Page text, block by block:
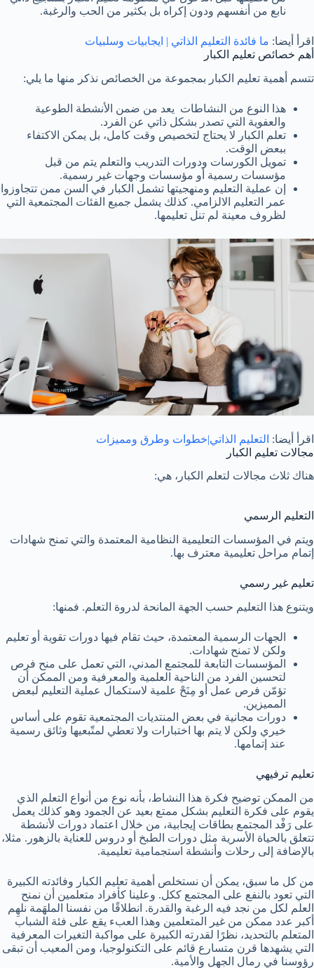
نابع من أنفسهم ودون إكراه بل بكثير من الحب والرغبة.
اقرأ أيضا: ما فائدة التعليم الذاتي | ايجابيات وسلبيات
أهم خصائص تعليم الكبار
تتسم أهمية تعليم الكبار بمجموعة من الخصائص نذكر منها ما يلي:
هذا النوع من النشاطات يعد من ضمن الأنشطة الطوعية
والعفوية التي تصدر بشكل ذاتي عن الفرد.
تعلم الكبار لا يحتاج لتخصيص وقت كامل، بل يمكن الاكتفاء
ببعض الوقت.
تمويل الكورسات ودورات التدريب والتعلم يتم من قبل
مؤسسات رسمية أو مؤسسات وجهات غير رسمية.
إن عملية التعليم ومنهجيتها تشمل الكبار في السن ممن تتجاوزوا
عمر التعليم الالزامي. كذلك يشمل جميع الفئات المجتمعية التي
لظروف معينة لم تنل تعليمها.
اقرأ أيضا: التعليم الذاتي|خطوات وطرق ومميزات
مجالات تعليم الكبار
هناك ثلاث مجالات لتعلم الكبار، هي:
التعليم الرسمي
ويتم في المؤسسات التعليمية النظامية المعتمدة والتي تمنح شهادات
إتمام مراحل تعليمية معترف بها.
تعليم غير رسمي
ويتنوع هذا التعليم حسب الجهة المانحة لدروة التعلم. فمنها:
الجهات الرسمية المعتمدة، حيث تقام فيها دورات تقوية أو تعليم
ولكن لا تمنح شهادات.
المؤسسات التابعة للمجتمع المدني، التي تعمل على منح فرص
لتحسين الفرد من الناحية العلمية والمعرفية ومن الممكن أن
تؤمّن فرص عمل أو مِنَحْ علمية لاستكمال عملية التعليم لبعض
المميزين.
دورات مجانية في بعض المنتديات المجتمعية تقوم على أساس
خيري ولكن لا يتم بها اختبارات ولا تعطي لمتّبعيها وثائق رسمية
عند إتمامها.
تعليم ترفيهي
من الممكن توضيح فكرة هذا النشاط، بأنه نوع من أنواع التعلم الذي
يقوم على فكرة التعليم بشكل ممتع بعيد عن الجمود وهو كذلك يعمل
على رَفْد المجتمع بطاقات إيجابية، من خلال اعتماد دورات لأنشطة
تتعلق بالحياة الأسرية مثل دورات الطبخ أو دروس للعناية بالزهور. مثلا،
بالإضافة إلى رحلات وأنشطة استجمامية تعليمية.
من كل ما سبق، يمكن أن نستخلص أهمية تعليم الكبار وفائدته الكبيرة
التي تعود بالنفع على المجتمع ككل. وعلينا كأفراد متعلمين أن نمنح
العلم لكل من نجد فيه الرغبة والقدرة. انطلاقًا من نفسنا الملهَمة نلهِم
أكبر عدد ممكن من غير المتعلمين وهذا العبء يقع على فئة الشباب
المتعلم بالتحديد، نظرًا لقدرته الكبيرة على مواكبة التغيرات المعرفية
التي يشهدها قرن متسارع قائم على التكنولوجيا، ومن المعيب أن تبقى
رؤوسنا في رمال الجهل والأمية.